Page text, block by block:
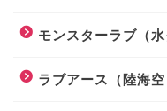
モンスターラブ（水
ラブアース（陸海